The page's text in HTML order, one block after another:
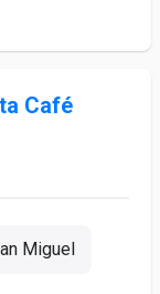
Café
Miguel